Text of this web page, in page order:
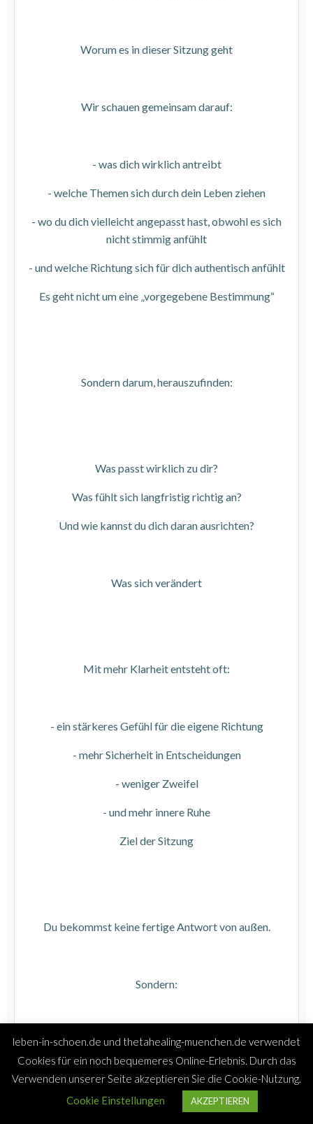
Worum es in dieser Sitzung geht
Wir schauen gemeinsam darauf:
- was dich wirklich antreibt
- welche Themen sich durch dein Leben ziehen
- wo du dich vielleicht angepasst hast, obwohl es sich
nicht stimmig anfühlt
- und welche Richtung sich für dich authentisch anfühlt
Es geht nicht um eine „vorgegebene Bestimmung“
Sondern darum, herauszufinden:
Was passt wirklich zu dir?
Was fühlt sich langfristig richtig an?
Und wie kannst du dich daran ausrichten?
Was sich verändert
Mit mehr Klarheit entsteht oft:
- ein stärkeres Gefühl für die eigene Richtung
- mehr Sicherheit in Entscheidungen
- weniger Zweifel
- und mehr innere Ruhe
Ziel der Sitzung
Du bekommst keine fertige Antwort von außen.
Sondern:
ein klareres Verständnis für dich selbst
und eine Richtung, die sich für dich stimmig anfühlt –
leben-in-schoen.de und thetahealing-muenchen.de verwendet
Cookies für ein noch bequemeres Online-Erlebnis. Durch das
Verwenden unserer Seite akzeptieren Sie die Cookie-Nutzung.
Cookie Einstellungen
AKZEPTIEREN